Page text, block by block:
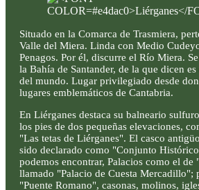
Situado en la Comarca de Trasmiera,
Valle del Miera. Linda con Medio
Penagos. Por él, discurre el Río Miera.
la Bahía de Santander, de la que dicen
del mundo. Lugar privilegiado desde
lugares emblemáticos de Cantabria.
En Liérganes destaca su balneario
los pies de dos pequeñas elevaciones,
"Las tetas de Liérganes". El casco
sido declarado como "Conjunto
podemos encontrar, Palacios como el de
llamado "Palacio de Cuesta Mercadillo";
"Puente Romano", casonas, molinos,